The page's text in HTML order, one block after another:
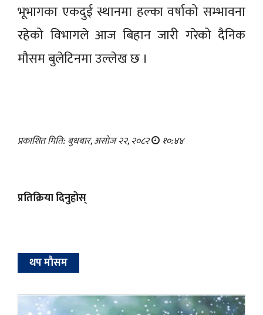
भूभागका एकदुई स्थानमा हल्का वर्षाको सम्भावना
रहेको विभागले आज बिहान जारी गरेको दैनिक
मौसम बुलेटिनमा उल्लेख छ ।
प्रकाशित मिति: बुधबार, असोज २२, २०८२ १०:४४
प्रतिक्रिया दिनुहोस्
थप माैसम